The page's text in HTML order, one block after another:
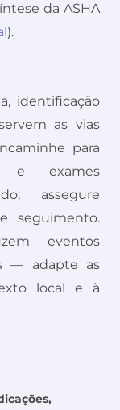
da ASHA
).
identificação
as vias
para
e exames
assegure
seguimento.
eventos
— adapte as
local e à